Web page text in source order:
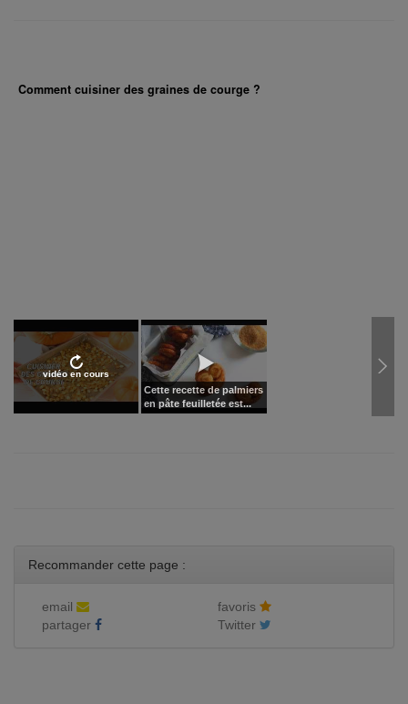
Comment cuisiner des graines de courge ?
vidéo en cours
Cette recette de palmiers
en pâte feuilletée est...
Recommander cette page :
email
favoris
partager
Twitter